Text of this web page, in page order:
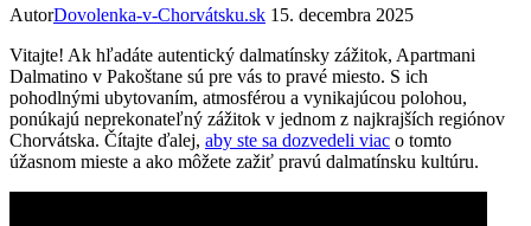
AutorDovolenka-v-Chorvátsku.sk 15. decembra 2025
Vitajte! Ak hľadáte autentický dalmatínsky zážitok, Apartmani
Dalmatino v Pakoštane sú pre vás to pravé miesto. S ich
pohodlnými ubytovaním, atmosférou a vynikajúcou polohou,
ponúkajú neprekonateľný zážitok v jednom z najkrajších regiónov
Chorvátska. Čítajte ďalej, aby ste sa dozvedeli viac o tomto
úžasnom mieste a ako môžete zažiť pravú dalmatínsku kultúru.